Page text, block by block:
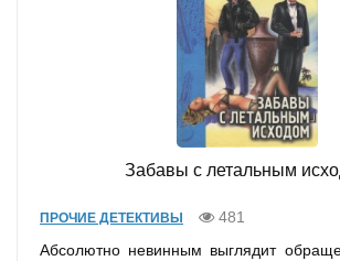
Забавы с летальным
ПРОЧИЕ ДЕТЕКТИВЫ
481
Абсолютно невинным выглядит